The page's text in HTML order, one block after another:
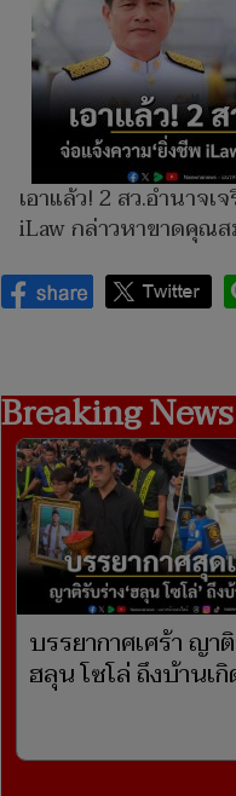
เอาแล้ว! 2 สว.อำนาจ
iLaw กล่าวหาขาดคุณ
Breaking
บรรยากาศเศร้า ญา
ฮลุน โซโล่ ถึงบ้านเ